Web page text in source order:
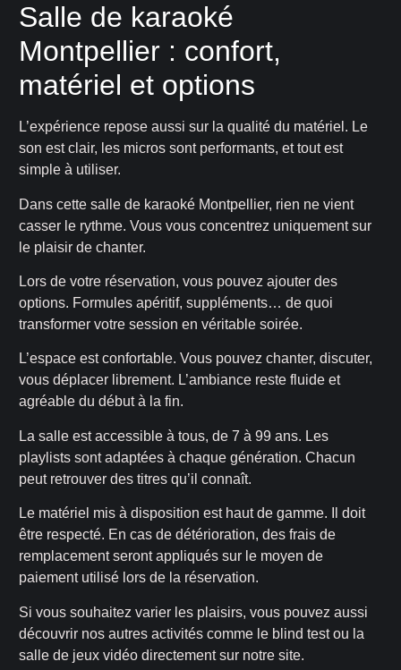
Salle de karaoké
Montpellier : confort,
matériel et options
L’expérience repose aussi sur la qualité du matériel. Le
son est clair, les micros sont performants, et tout est
simple à utiliser.
Dans cette salle de karaoké Montpellier, rien ne vient
casser le rythme. Vous vous concentrez uniquement sur
le plaisir de chanter.
Lors de votre réservation, vous pouvez ajouter des
options. Formules apéritif, suppléments… de quoi
transformer votre session en véritable soirée.
L’espace est confortable. Vous pouvez chanter, discuter,
vous déplacer librement. L’ambiance reste fluide et
agréable du début à la fin.
La salle est accessible à tous, de 7 à 99 ans. Les
playlists sont adaptées à chaque génération. Chacun
peut retrouver des titres qu’il connaît.
Le matériel mis à disposition est haut de gamme. Il doit
être respecté. En cas de détérioration, des frais de
remplacement seront appliqués sur le moyen de
paiement utilisé lors de la réservation.
Si vous souhaitez varier les plaisirs, vous pouvez aussi
découvrir nos autres activités comme le blind test ou la
salle de jeux vidéo directement sur notre site.